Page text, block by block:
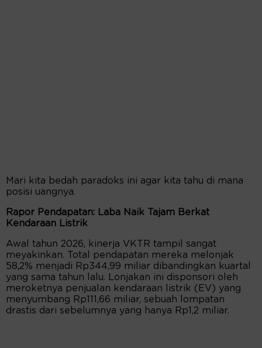
Mari kita bedah paradoks ini agar kita tahu di mana
posisi uangnya.
Rapor Pendapatan: Laba Naik Tajam Berkat
Kendaraan Listrik
Awal tahun 2026, kinerja VKTR tampil sangat
meyakinkan. Total pendapatan mereka melonjak
58,2% menjadi Rp344,99 miliar dibandingkan kuartal
yang sama tahun lalu. Lonjakan ini disponsori oleh
meroketnya penjualan kendaraan listrik (EV) yang
menyumbang Rp111,66 miliar, sebuah lompatan
drastis dari sebelumnya yang hanya Rp1,2 miliar.